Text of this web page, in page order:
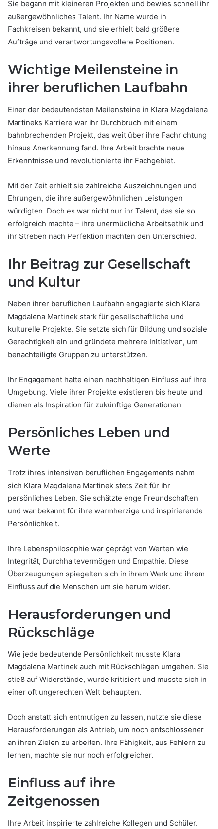
Sie begann mit kleineren Projekten und bewies schnell ihr
außergewöhnliches Talent. Ihr Name wurde in
Fachkreisen bekannt, und sie erhielt bald größere
Aufträge und verantwortungsvollere Positionen.
Wichtige Meilensteine in
ihrer beruflichen Laufbahn
Einer der bedeutendsten Meilensteine in Klara Magdalena
Martineks Karriere war ihr Durchbruch mit einem
bahnbrechenden Projekt, das weit über ihre Fachrichtung
hinaus Anerkennung fand. Ihre Arbeit brachte neue
Erkenntnisse und revolutionierte ihr Fachgebiet.
Mit der Zeit erhielt sie zahlreiche Auszeichnungen und
Ehrungen, die ihre außergewöhnlichen Leistungen
würdigten. Doch es war nicht nur ihr Talent, das sie so
erfolgreich machte – ihre unermüdliche Arbeitsethik und
ihr Streben nach Perfektion machten den Unterschied.
Ihr Beitrag zur Gesellschaft
und Kultur
Neben ihrer beruflichen Laufbahn engagierte sich Klara
Magdalena Martinek stark für gesellschaftliche und
kulturelle Projekte. Sie setzte sich für Bildung und soziale
Gerechtigkeit ein und gründete mehrere Initiativen, um
benachteiligte Gruppen zu unterstützen.
Ihr Engagement hatte einen nachhaltigen Einfluss auf ihre
Umgebung. Viele ihrer Projekte existieren bis heute und
dienen als Inspiration für zukünftige Generationen.
Persönliches Leben und
Werte
Trotz ihres intensiven beruflichen Engagements nahm
sich Klara Magdalena Martinek stets Zeit für ihr
persönliches Leben. Sie schätzte enge Freundschaften
und war bekannt für ihre warmherzige und inspirierende
Persönlichkeit.
Ihre Lebensphilosophie war geprägt von Werten wie
Integrität, Durchhaltevermögen und Empathie. Diese
Überzeugungen spiegelten sich in ihrem Werk und ihrem
Einfluss auf die Menschen um sie herum wider.
Herausforderungen und
Rückschläge
Wie jede bedeutende Persönlichkeit musste Klara
Magdalena Martinek auch mit Rückschlägen umgehen. Sie
stieß auf Widerstände, wurde kritisiert und musste sich in
einer oft ungerechten Welt behaupten.
Doch anstatt sich entmutigen zu lassen, nutzte sie diese
Herausforderungen als Antrieb, um noch entschlossener
an ihren Zielen zu arbeiten. Ihre Fähigkeit, aus Fehlern zu
lernen, machte sie nur noch erfolgreicher.
Einfluss auf ihre
Zeitgenossen
Ihre Arbeit inspirierte zahlreiche Kollegen und Schüler.